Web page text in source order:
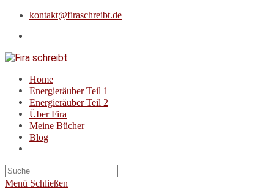
Zum
springen
kontakt@firaschreibt.de
Home
Energieräuber Teil 1
Energieräuber Teil 2
Über Fira
Meine Bücher
Blog
Suche
nach:
Menü Schließen